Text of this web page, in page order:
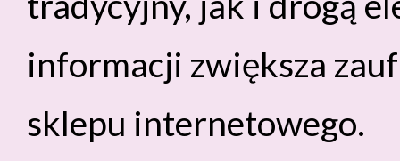
informacji zwiększa
sklepu internetowego.